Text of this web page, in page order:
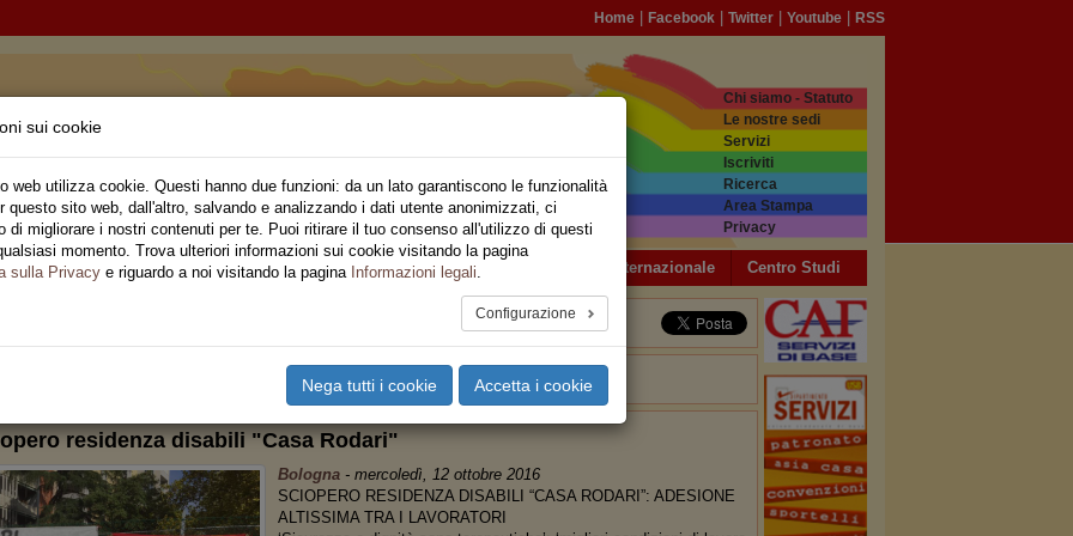
Home Facebook Twitter Youtube RSS
Regionale
Chi siamo - Statuto
Le nostre sedi
Servizi
Iscriviti
Ricerca
Area Stampa
Privacy
Privato Territori Sociale Speciali Multimedia Internazionale Centro Studi
residenza disabili "Casa Rodari"
Bologna- mercoledì, 12 ottobre 2016
SCIOPERO RESIDENZA DISABILI “CASA RODARI”: ADESIONE
ALTISSIMA TRA I LAVORATORI
sui cookie
web utilizza cookie. Questi hanno due funzioni: da un lato garantiscono le funzionalità
questo sito web, dall'altro, salvando e analizzando i dati utente anonimizzati, ci
di migliorare i nostri contenuti per te. Puoi ritirare il tuo consenso all'utilizzo di questi
momento. Trova ulteriori informazioni sui cookie visitando la pagina
sulla Privacy e riguardo a noi visitando la pagina Informazioni legali.
Configurazione
Nega tutti i cookie Accetta i cookie